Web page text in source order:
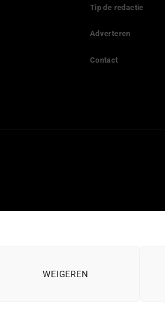
WEIGEREN
Tip de redactie
Adverteren
Contact